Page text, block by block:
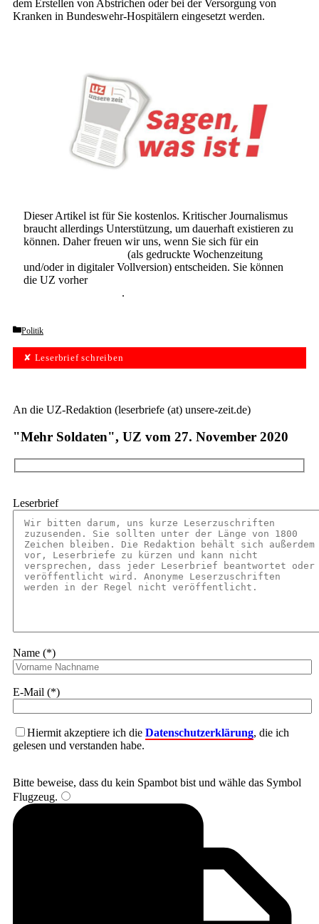
dem Erstellen von Abstrichen oder bei der Versorgung von
Kranken in Bundeswehr-Hospitälern eingesetzt werden.
Dieser Artikel ist für Sie kostenlos. Kritischer Journalismus
braucht allerdings Unterstützung, um dauerhaft existieren zu
können. Daher freuen wir uns, wenn Sie sich für ein
(als gedruckte Wochenzeitung
und/oder in digitaler Vollversion) entscheiden. Sie können
die UZ vorher
.
Categories
Politik
✘ Leserbrief schreiben
An die UZ-Redaktion (leserbriefe (at) unsere-zeit.de)
"Mehr Soldaten", UZ vom 27. November 2020
Leserbrief
Name (*)
E-Mail (*)
Hiermit akzeptiere ich die Datenschutzerklärung, die ich
gelesen und verstanden habe.
Bitte beweise, dass du kein Spambot bist und wähle das Symbol
Flugzeug.